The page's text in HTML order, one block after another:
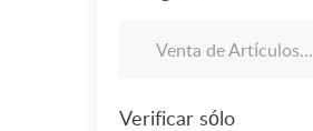
Venta de Artículos de Electrónica en Santiago de Chile
Verificar sólo